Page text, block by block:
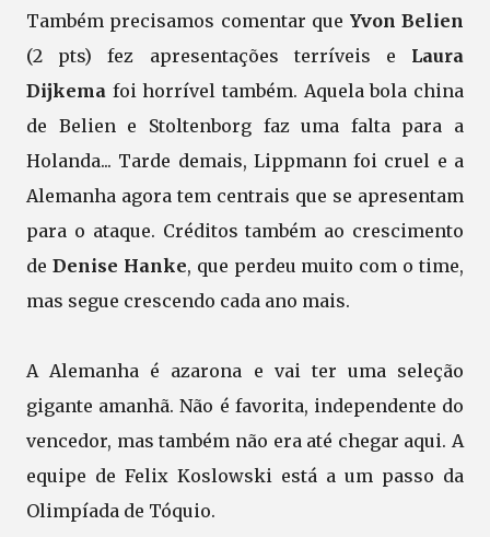
Também precisamos comentar que Yvon Belien
(2 pts) fez apresentações terríveis e Laura
Dijkema foi horrível também. Aquela bola china
de Belien e Stoltenborg faz uma falta para a
Holanda... Tarde demais, Lippmann foi cruel e a
Alemanha agora tem centrais que se apresentam
para o ataque. Créditos também ao crescimento
de Denise Hanke, que perdeu muito com o time,
mas segue crescendo cada ano mais.
A Alemanha é azarona e vai ter uma seleção
gigante amanhã. Não é favorita, independente do
vencedor, mas também não era até chegar aqui. A
equipe de Felix Koslowski está a um passo da
Olimpíada de Tóquio.